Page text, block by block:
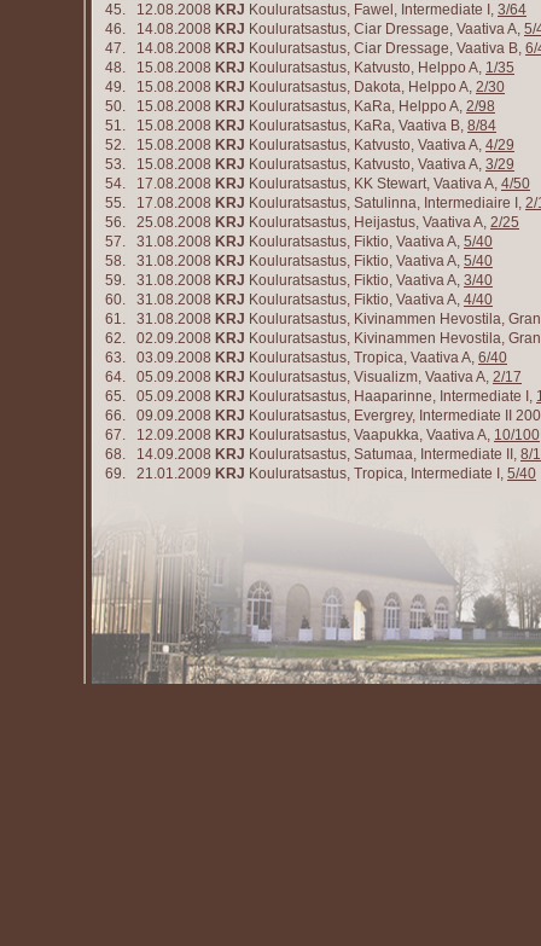
45. 12.08.2008 KRJ Kouluratsastus, Fawel, Intermediate I, 3/64
46. 14.08.2008 KRJ Kouluratsastus, Ciar Dressage, Vaativa A, 5/
47. 14.08.2008 KRJ Kouluratsastus, Ciar Dressage, Vaativa B, 6/
48. 15.08.2008 KRJ Kouluratsastus, Katvusto, Helppo A, 1/35
49. 15.08.2008 KRJ Kouluratsastus, Dakota, Helppo A, 2/30
50. 15.08.2008 KRJ Kouluratsastus, KaRa, Helppo A, 2/98
51. 15.08.2008 KRJ Kouluratsastus, KaRa, Vaativa B, 8/84
52. 15.08.2008 KRJ Kouluratsastus, Katvusto, Vaativa A, 4/29
53. 15.08.2008 KRJ Kouluratsastus, Katvusto, Vaativa A, 3/29
54. 17.08.2008 KRJ Kouluratsastus, KK Stewart, Vaativa A, 4/50
55. 17.08.2008 KRJ Kouluratsastus, Satulinna, Intermediaire I, 2/
56. 25.08.2008 KRJ Kouluratsastus, Heijastus, Vaativa A, 2/25
57. 31.08.2008 KRJ Kouluratsastus, Fiktio, Vaativa A, 5/40
58. 31.08.2008 KRJ Kouluratsastus, Fiktio, Vaativa A, 5/40
59. 31.08.2008 KRJ Kouluratsastus, Fiktio, Vaativa A, 3/40
60. 31.08.2008 KRJ Kouluratsastus, Fiktio, Vaativa A, 4/40
61. 31.08.2008 KRJ Kouluratsastus, Kivinammen Hevostila,
62. 02.09.2008 KRJ Kouluratsastus, Kivinammen Hevostila,
63. 03.09.2008 KRJ Kouluratsastus, Tropica, Vaativa A, 6/40
64. 05.09.2008 KRJ Kouluratsastus, Visualizm, Vaativa A, 2/17
65. 05.09.2008 KRJ Kouluratsastus, Haaparinne, Intermediate I,
66. 09.09.2008 KRJ Kouluratsastus, Evergrey, Intermediate II
67. 12.09.2008 KRJ Kouluratsastus, Vaapukka, Vaativa A, 10/100
68. 14.09.2008 KRJ Kouluratsastus, Satumaa, Intermediate II, 8/
69. 21.01.2009 KRJ Kouluratsastus, Tropica, Intermediate I, 5/40